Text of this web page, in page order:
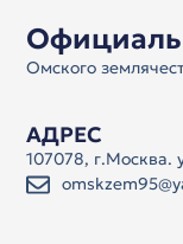
Омского
АДРЕС
107078, г.Москва.